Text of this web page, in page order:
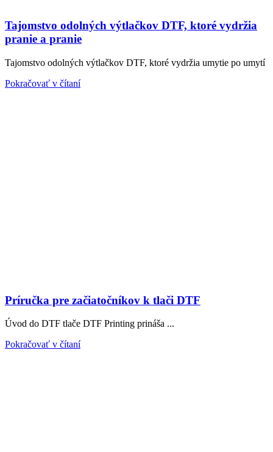
Tajomstvo odolných výtlačkov DTF, ktoré vydržia
pranie a pranie
Tajomstvo odolných výtlačkov DTF, ktoré vydržia umytie po umytí
Pokračovať v čítaní
Príručka pre začiatočníkov k tlači DTF
Úvod do DTF tlače DTF Printing prináša ...
Pokračovať v čítaní